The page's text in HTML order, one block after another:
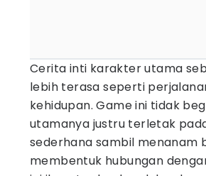
Cerita inti karakter utama
lebih terasa seperti
kehidupan. Game ini tidak
utamanya justru terletak
sederhana sambil menanam
membentuk hubungan